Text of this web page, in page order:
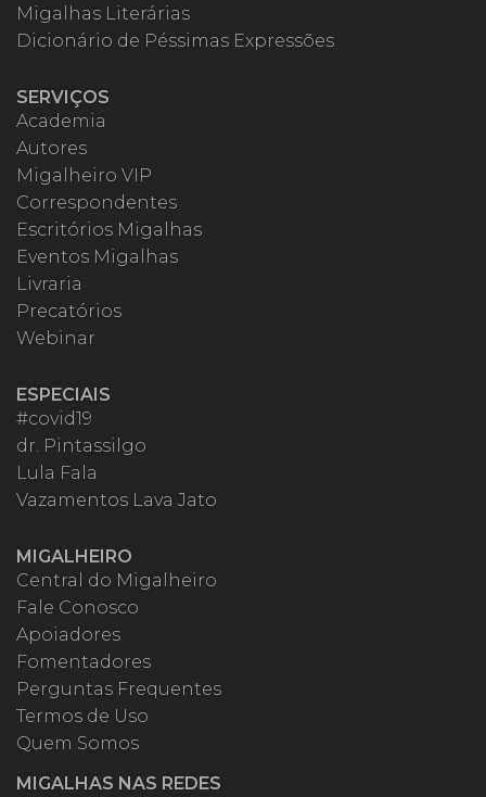
Migalhas Literárias
Dicionário de Péssimas Expressões
SERVIÇOS
Academia
Autores
Migalheiro VIP
Correspondentes
Escritórios Migalhas
Eventos Migalhas
Livraria
Precatórios
Webinar
ESPECIAIS
#covid19
dr. Pintassilgo
Lula Fala
Vazamentos Lava Jato
MIGALHEIRO
Central do Migalheiro
Fale Conosco
Apoiadores
Fomentadores
Perguntas Frequentes
Termos de Uso
Quem Somos
MIGALHAS NAS REDES